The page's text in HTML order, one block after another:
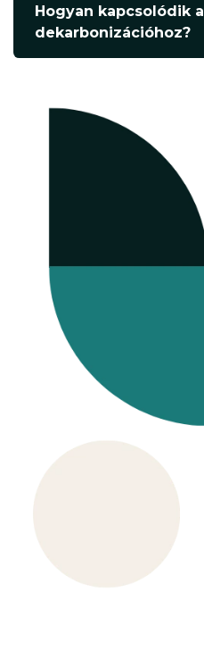
Hogyan kapcsolódik a
dekarbonizációhoz?